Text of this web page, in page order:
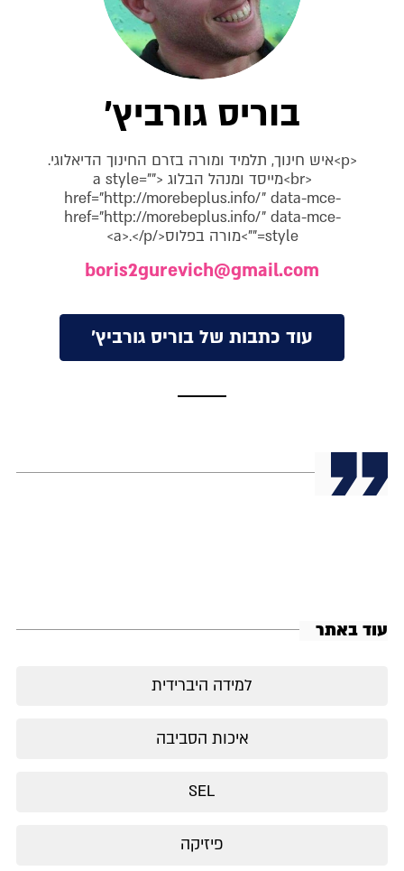
בוריס גורביץ'
<p>איש חינוך, תלמיד ומורה בזרם החינוך הדיאלוגי.
<br>מייסד ומנהל הבלוג <a style=""
href="http://morebeplus.info/" data-mce-
href="http://morebeplus.info/" data-mce-
style="">מורה בפלוס</a>.</p>
boris2gurevich@gmail.com
עוד כתבות של בוריס גורביץ'
עוד באתר
למידה היברידית
איכות הסביבה
SEL
פיזיקה